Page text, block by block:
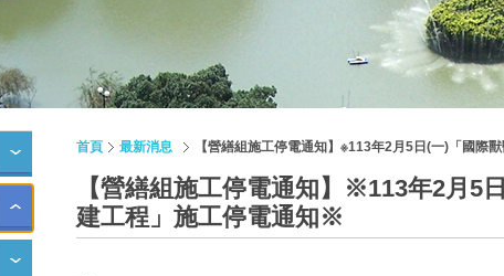
首頁 最新消息 【營繕組施工停電通知】※113年2月5日(一)「國際
【營繕組施工停電通知】※113年2月5
建工程」施工停電通知※